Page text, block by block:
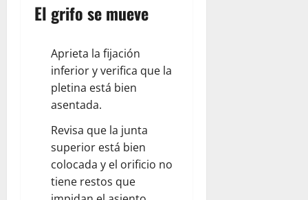
El grifo se mueve
Aprieta la fijación
inferior y verifica que la
pletina está bien
asentada.
Revisa que la junta
superior está bien
colocada y el orificio no
tiene restos que